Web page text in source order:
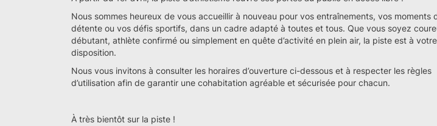
Nous sommes heureux de vous accueillir à nouveau pour vos entraînements, vos moments
détente ou vos défis sportifs, dans un cadre adapté à toutes et tous. Que vous soyez
débutant, athlète confirmé ou simplement en quête d’activité en plein air, la piste est à votre
disposition.
Nous vous invitons à consulter les horaires d’ouverture ci-dessous et à respecter les règles
d’utilisation afin de garantir une cohabitation agréable et sécurisée pour chacun.
À très bientôt sur la piste !